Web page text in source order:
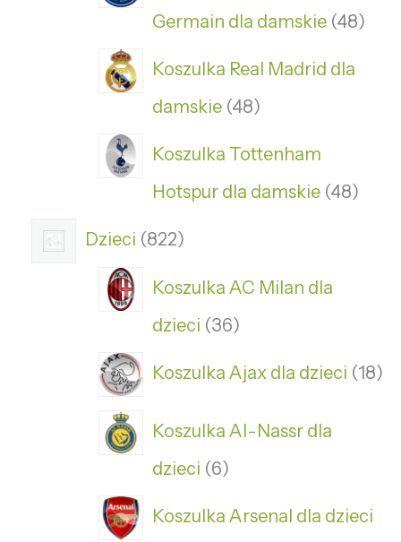
Germain dla damskie 48
Koszulka Real Madrid dla
damskie 48
Koszulka Tottenham
Hotspur dla damskie 48
Dzieci 822
Koszulka AC Milan dla
dzieci 36
Koszulka Ajax dla dzieci 18
Koszulka Al-Nassr dla
dzieci 6
Koszulka Arsenal dla dzieci